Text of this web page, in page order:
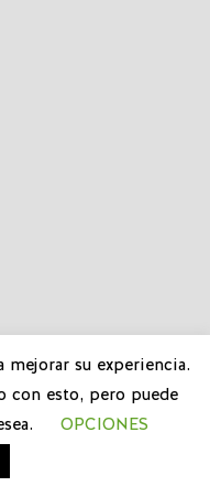
su experiencia.
con esto, pero puede
OPCIONES